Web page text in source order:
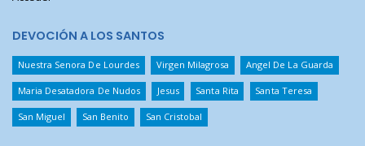
DEVOCIÓN A LOS SANTOS
Nuestra Senora De Lourdes Virgen Milagrosa Angel De La Guarda
Maria Desatadora De Nudos Jesus Santa Rita Santa Teresa
San Miguel San Benito San Cristobal